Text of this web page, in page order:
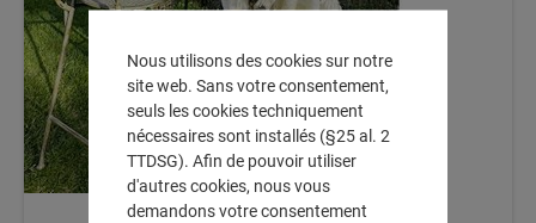
Nous utilisons des cookies sur notre
site web. Sans votre consentement,
seuls les cookies techniquement
nécessaires sont installés (§25 al. 2
TTDSG). Afin de pouvoir utiliser
d'autres cookies, nous vous
demandons votre consentement